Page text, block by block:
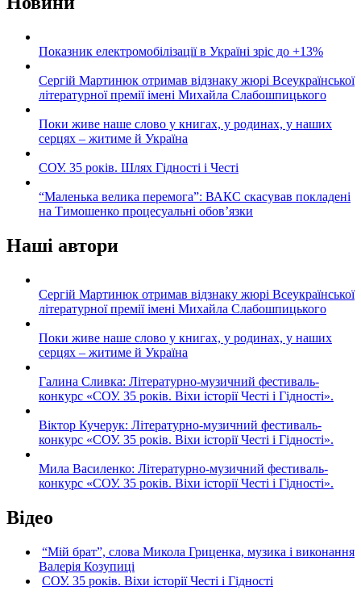
Показник електромобілізації в Україні зріс до +13%
Сергій Мартинюк отримав відзнаку жюрі Всеукраїнської
літературної премії імені Михайла Слабошпицького
Поки живе наше слово у книгах, у родинах, у наших
серцях – житиме й Україна
СОУ. 35 років. Шлях Гідності і Честі
“Маленька велика перемога”: ВАКС скасував покладені
на Тимошенко процесуальні обов’язки
Наші автори
Сергій Мартинюк отримав відзнаку жюрі Всеукраїнської
літературної премії імені Михайла Слабошпицького
Поки живе наше слово у книгах, у родинах, у наших
серцях – житиме й Україна
Галина Сливка: Літературно-музичний фестиваль-
конкурс «СОУ. 35 років. Віхи історії Честі і Гідності».
Віктор Кучерук: Літературно-музичний фестиваль-
конкурс «СОУ. 35 років. Віхи історії Честі і Гідності».
Мила Василенко: Літературно-музичний фестиваль-
конкурс «СОУ. 35 років. Віхи історії Честі і Гідності».
Відео
“Мій брат”, слова Микола Гриценка, музика і виконання
Валерія Козупиці
СОУ. 35 років. Віхи історії Честі і Гідності